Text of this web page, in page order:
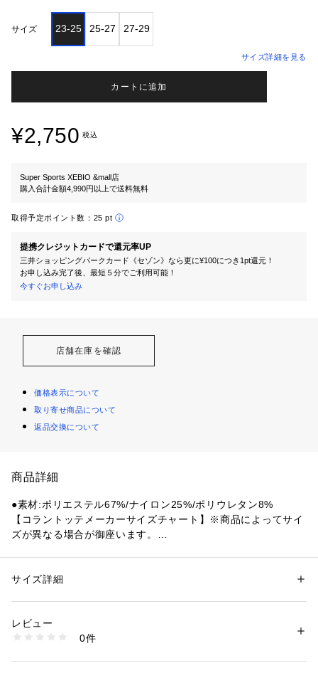
サイズ 23-25 25-27 27-29
サイズ詳細を見る
カートに追加
¥2,750 税込
Super Sports XEBIO &mall店
購入合計金額4,990円以上で送料無料
取得予定ポイント数： 25 pt
提携クレジットカードで還元率UP
三井ショッピングパークカード《セゾン》なら更に¥100につき1pt還元！
お申し込み完了後、最短５分でご利用可能！
今すぐお申し込み
店舗在庫を確認
価格表示について
取り寄せ商品について
返品交換について
商品詳細
●素材:ポリエステル67%/ナイロン25%/ポリウレタン8%
【コラントッテメーカーサイズチャート】※商品によってサイ
ズが異なる場合が御座います。
●日本製
●立方骨をホールドしてしっかりアーチをサポート
●立方骨サポート:外側の着圧で立方骨に働きかける!
性別：レディース
商品番号：
10904081901 （ショップ）
サイズ詳細
レビュー
0件